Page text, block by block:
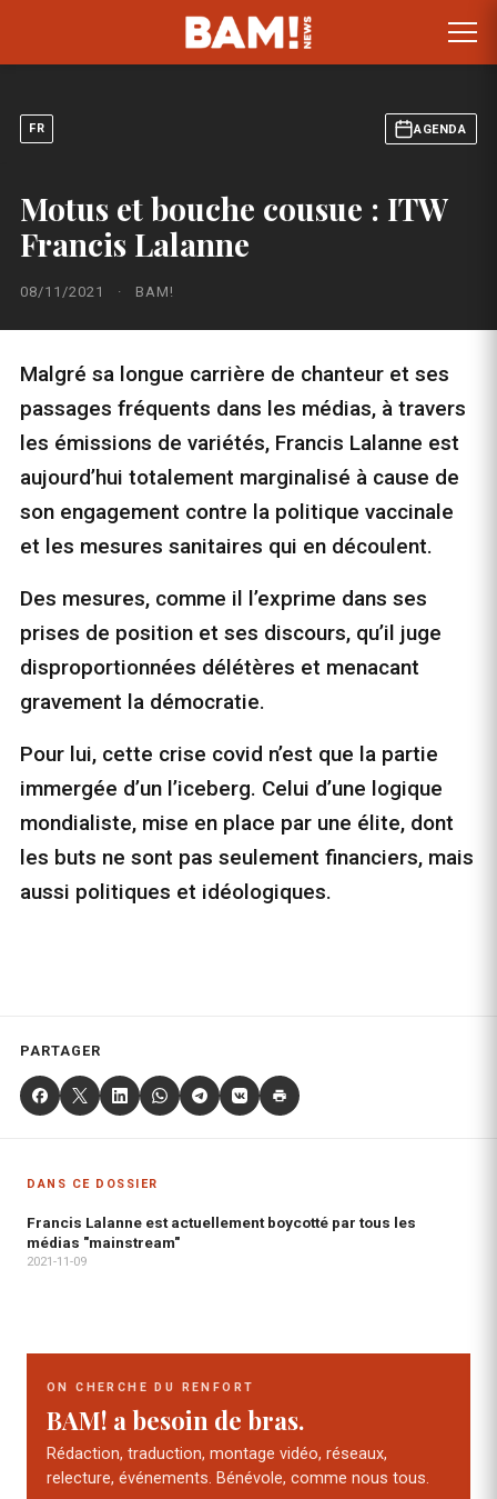
FR AGENDA
Motus et bouche cousue : ITW
Francis Lalanne
08/11/2021 · BAM!
Malgré sa longue carrière de chanteur et ses
passages fréquents dans les médias, à travers
les émissions de variétés, Francis Lalanne est
aujourd’hui totalement marginalisé à cause de
son engagement contre la politique vaccinale
et les mesures sanitaires qui en découlent.
Des mesures, comme il l’exprime dans ses
prises de position et ses discours, qu’il juge
disproportionnées délétères et menacant
gravement la démocratie.
Pour lui, cette crise covid n’est que la partie
immergée d’un l’iceberg. Celui d’une logique
mondialiste, mise en place par une élite, dont
les buts ne sont pas seulement financiers, mais
aussi politiques et idéologiques.
PARTAGER
DANS CE DOSSIER
Francis Lalanne est actuellement boycotté par tous les
médias "mainstream"
2021-11-09
ON CHERCHE DU RENFORT
BAM! a besoin de bras.
Rédaction, traduction, montage vidéo, réseaux,
relecture, événements. Bénévole, comme nous tous.